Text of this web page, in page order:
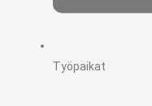
Työpaikat